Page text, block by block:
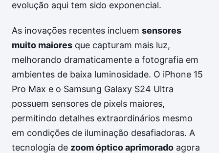
evolução aqui tem sido exponencial.
As inovações recentes incluem sensores
muito maiores que capturam mais luz,
melhorando dramaticamente a fotografia em
ambientes de baixa luminosidade. O iPhone 15
Pro Max e o Samsung Galaxy S24 Ultra
possuem sensores de pixels maiores,
permitindo detalhes extraordinários mesmo
em condições de iluminação desafiadoras. A
tecnologia de zoom óptico aprimorado agora